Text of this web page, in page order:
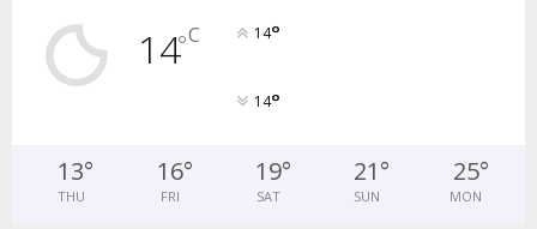
14°C 14°
14°
13°
THU
16°
FRI
19°
SAT
21°
SUN
25°
MON